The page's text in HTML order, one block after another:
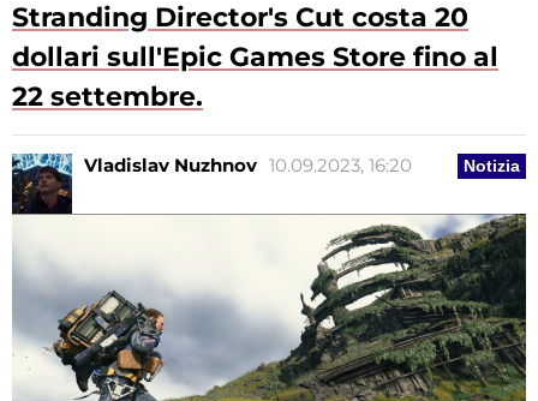
Stranding Director's Cut costa 20
dollari sull'Epic Games Store fino al
22 settembre.
Notizia
Vladislav Nuzhnov 10.09.2023, 16:20